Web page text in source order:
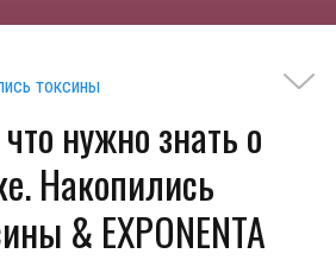
токсины
нужно знать о
Накопились
& EXPONENTA